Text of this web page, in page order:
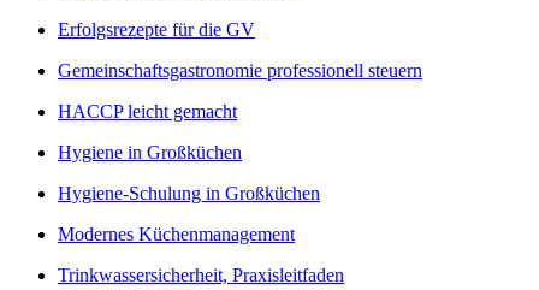
Erfolgsrezepte für die GV
Gemeinschaftsgastronomie professionell steuern
HACCP leicht gemacht
Hygiene in Großküchen
Hygiene-Schulung in Großküchen
Modernes Küchenmanagement
Trinkwassersicherheit, Praxisleitfaden